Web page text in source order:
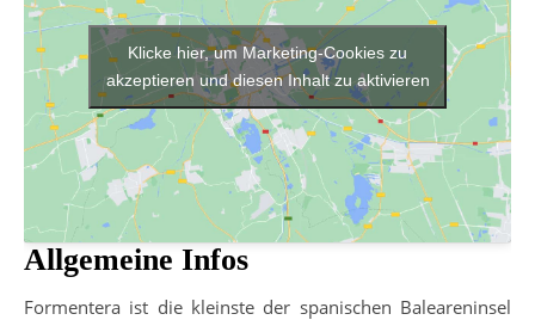
Klicke hier, um Marketing-Cookies zu
akzeptieren und diesen Inhalt zu aktivieren
Allgemeine Infos
Formentera ist die kleinste der spanischen Baleareninsel